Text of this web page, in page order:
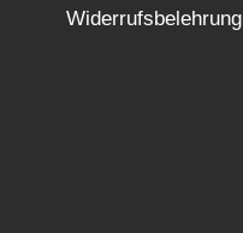
Widerrufsbelehrung